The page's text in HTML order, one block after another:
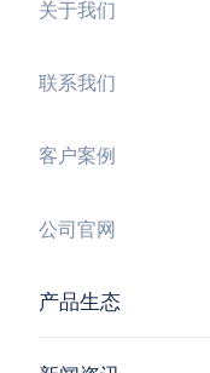
关于我们
联系我们
客户案例
公司官网
产品生态